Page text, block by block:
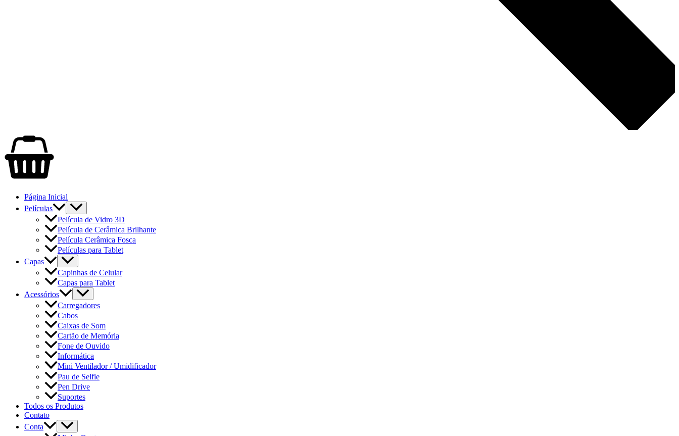
Página Inicial
Películas
Película de Vidro 3D
Película de Cerâmica Brilhante
Película Cerâmica Fosca
Películas para Tablet
Capas
Capinhas de Celular
Capas para Tablet
Acessórios
Carregadores
Cabos
Caixas de Som
Cartão de Memória
Fone de Ouvido
Informática
Mini Ventilador / Umidificador
Pau de Selfie
Pen Drive
Suportes
Todos os Produtos
Contato
Conta